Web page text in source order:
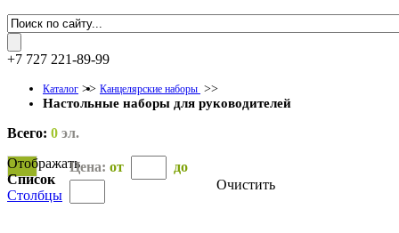
+7 727 221-89-99
Каталог >> Канцелярские наборы >>
Настольные наборы для руководителей
Всего: 0 эл.
Отображать
Список
Столбцы
Цена: от до
Очистить